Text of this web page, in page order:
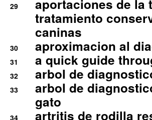
29
aportaciones de la
tratamiento
caninas
30 aproximacion al
31 a quick guide
32 arbol de
33
arbol de
gato
34
artritis de rodilla